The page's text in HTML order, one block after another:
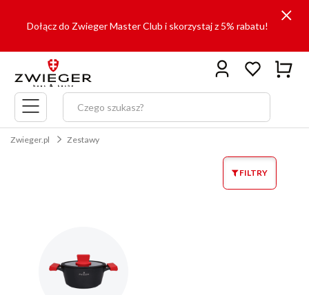
Dołącz do Zwieger Master Club i skorzystaj z 5% rabatu!
Menu
główne
Zwieger.pl Zestawy
FILTRY